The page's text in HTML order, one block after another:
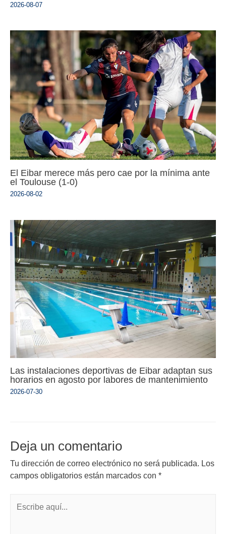
2026-08-07
El Eibar merece más pero cae por la mínima ante
el Toulouse (1-0)
2026-08-02
Las instalaciones deportivas de Eibar adaptan sus
horarios en agosto por labores de mantenimiento
2026-07-30
Deja un comentario
Tu dirección de correo electrónico no será publicada. Los
campos obligatorios están marcados con *